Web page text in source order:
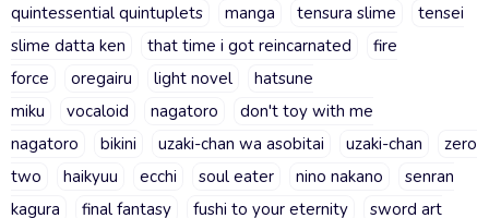
quintessential quintuplets
manga tensura slime
tensei
slime datta ken
that time i got reincarnated
fire
force
oregairu light novel
hatsune
miku
vocaloid nagatoro
don't toy with me
nagatoro
bikini uzaki-chan wa asobitai uzaki-chan
zero
two
haikyuu ecchi soul eater nino nakano
senran
kagura
final fantasy fushi to your eternity
sword art